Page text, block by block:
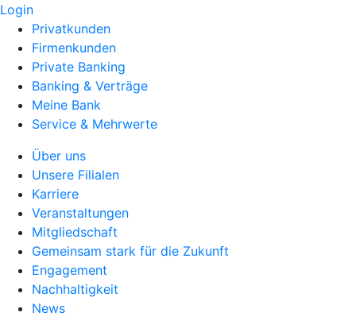
Login
Privatkunden
Firmenkunden
Private Banking
Banking & Verträge
Meine Bank
Service & Mehrwerte
Über uns
Unsere Filialen
Karriere
Veranstaltungen
Mitgliedschaft
Gemeinsam stark für die Zukunft
Engagement
Nachhaltigkeit
News